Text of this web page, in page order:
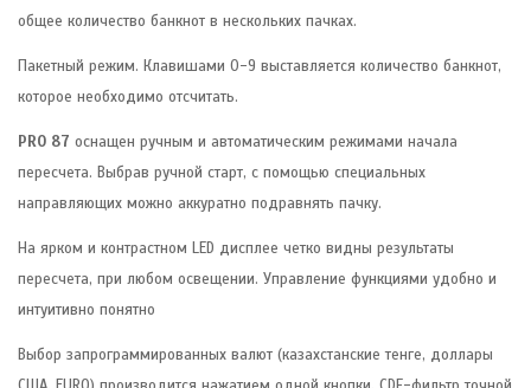
общее количество банкнот в нескольких пачках.
Пакетный режим. Клавишами 0-9 выставляется количество банкнот,
которое необходимо отсчитать.
PRO 87 оснащен ручным и автоматическим режимами начала
пересчета. Выбрав ручной старт, с помощью специальных
направляющих можно аккуратно подравнять пачку.
На ярком и контрастном LED дисплее четко видны результаты
пересчета, при любом освещении. Управление функциями удобно и
интуитивно понятно
Выбор запрограммированных валют (казахстанские тенге, доллары